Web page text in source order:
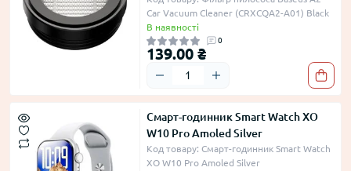
Car Vacuum Cleaner (CRXCQA2-A01) Black
В наявності
0
139.00 ₴
Смарт-годинник Smart Watch XO
W10 Pro Amoled Silver
Код товару: Смарт-годинник Smart Watch
XO W10 Pro Amoled Silver